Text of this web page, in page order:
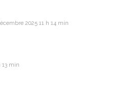
2025 11 h 14 min
13 min